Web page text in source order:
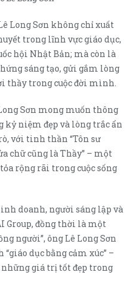
Long Sơn không chỉ xuất
trong lĩnh vực giáo dục,
hội Nhật Bản; mà còn là
sáng tạo, gửi gắm lòng
thầy trong cuộc đời mình.
Sơn mong muốn thông
kỷ niệm đẹp và lòng trắc ẩn
với tinh thần “Tôn sư
chữ cũng là Thầy” – một
rộng rãi trong cuộc sống
doanh, người sáng lập và
Group, đồng thời là một
người”, ông Lê Long Sơn
dục bằng cảm xúc” –
giá trị tốt đẹp trong